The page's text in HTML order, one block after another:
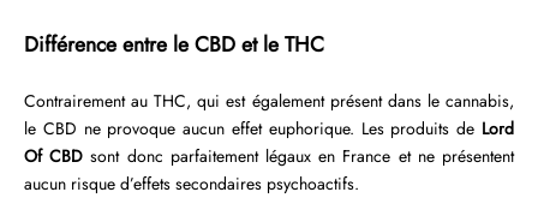
Différence entre le CBD et le THC
Contrairement au THC, qui est également présent dans le cannabis,
le CBD ne provoque aucun effet euphorique. Les produits de Lord
Of CBD sont donc parfaitement légaux en France et ne présentent
aucun risque d’effets secondaires psychoactifs.